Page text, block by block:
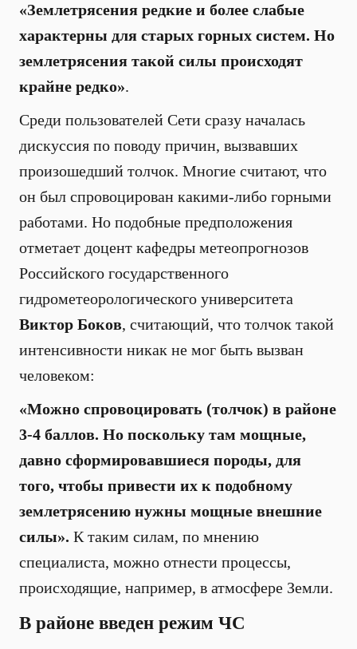
«Землетрясения редкие и более слабые
характерны для старых горных систем. Но
землетрясения такой силы происходят
крайне редко».
Среди пользователей Сети сразу началась
дискуссия по поводу причин, вызвавших
произошедший толчок. Многие считают, что
он был спровоцирован какими-либо горными
работами. Но подобные предположения
отметает доцент кафедры метеопрогнозов
Российского государственного
гидрометеорологического университета
Виктор Боков, считающий, что толчок такой
интенсивности никак не мог быть вызван
человеком:
«Можно спровоцировать (толчок) в районе
3-4 баллов. Но поскольку там мощные,
давно сформировавшиеся породы, для
того, чтобы привести их к подобному
землетрясению нужны мощные внешние
силы». К таким силам, по мнению
специалиста, можно отнести процессы,
происходящие, например, в атмосфере Земли.
В районе введен режим ЧС